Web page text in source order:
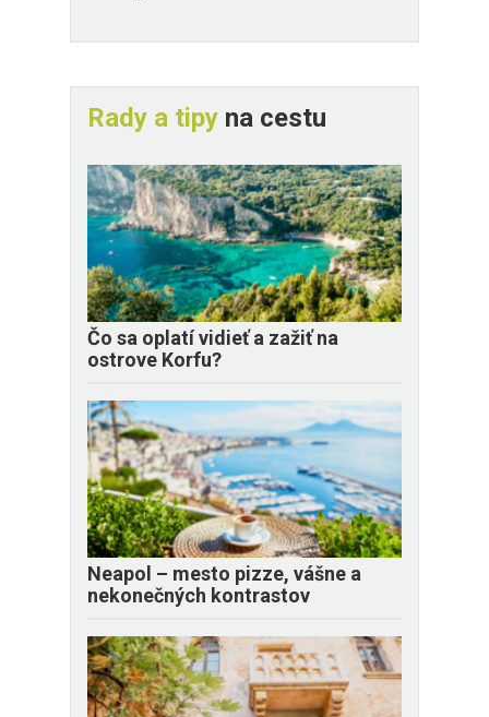
Rady a tipy na cestu
Čo sa oplatí vidieť a zažiť na
ostrove Korfu?
Neapol – mesto pizze, vášne a
nekonečných kontrastov